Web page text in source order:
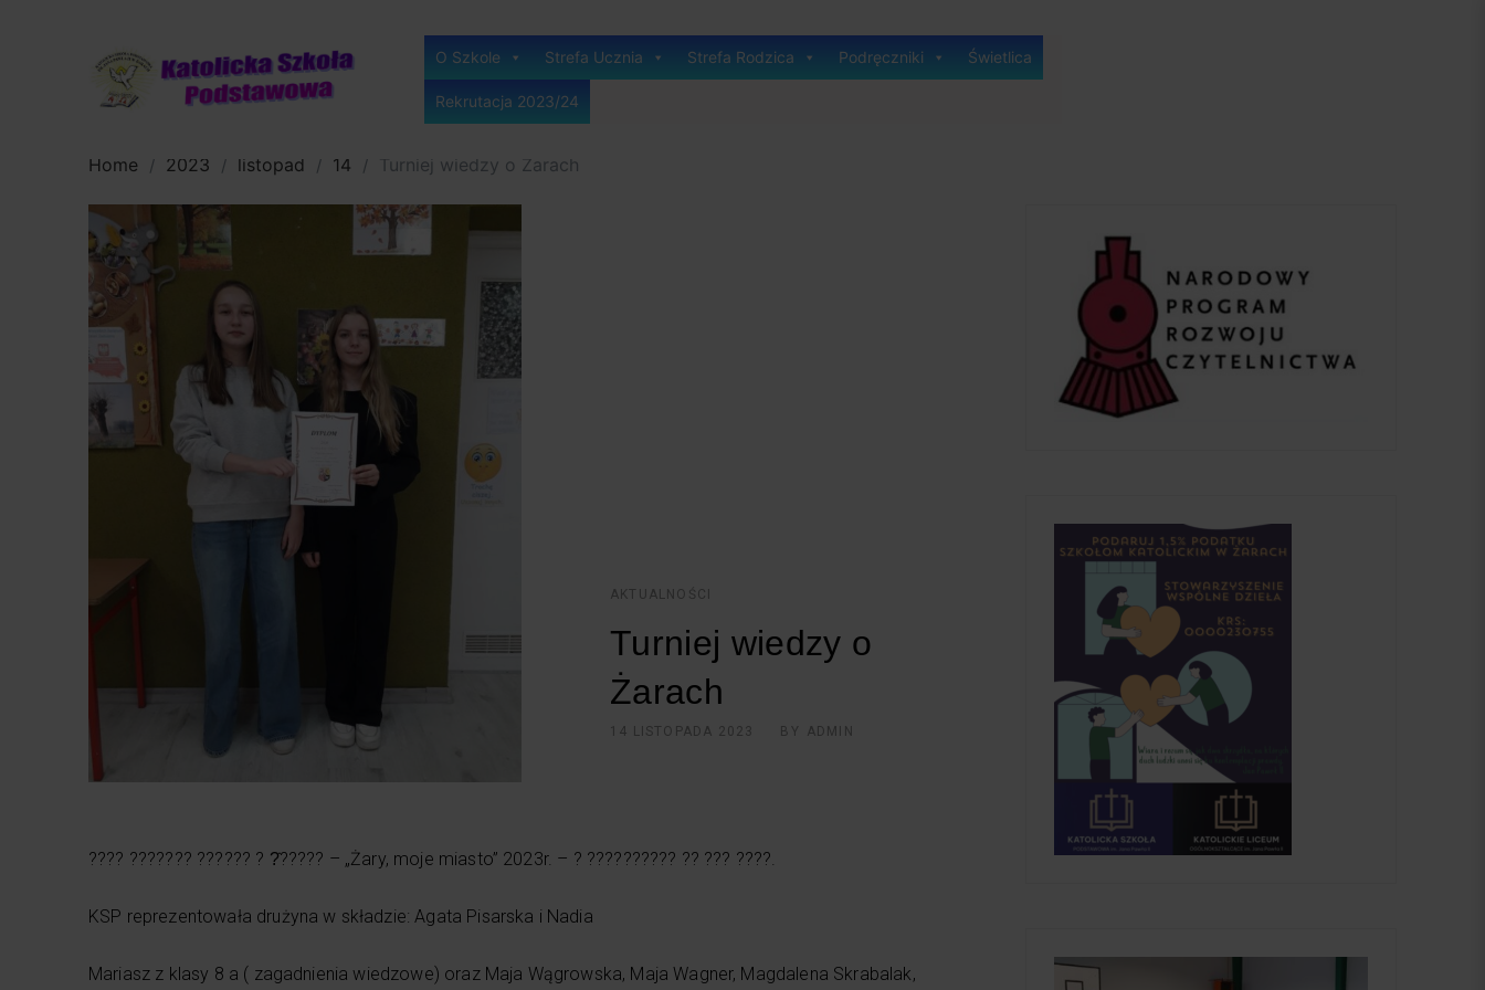
O Szkole Strefa Ucznia Strefa Rodzica Podręczniki Świetlica
Rekrutacja 2023/24
Home 2023 listopad 14 Turniej wiedzy o Żarach
AKTUALNOŚCI
Turniej wiedzy o
Żarach
14 LISTOPADA 2023 BY ADMIN
???? ??????? ?????? ? ?̇????? – „Żary, moje miasto” 2023r. – ? ?????????? ?? ??? ????.
KSP reprezentowała drużyna w składzie: Agata Pisarska i Nadia
Mariasz z klasy 8 a ( zagadnienia wiedzowe) oraz Maja Wągrowska, Maja Wagner, Magdalena Skrabalak,